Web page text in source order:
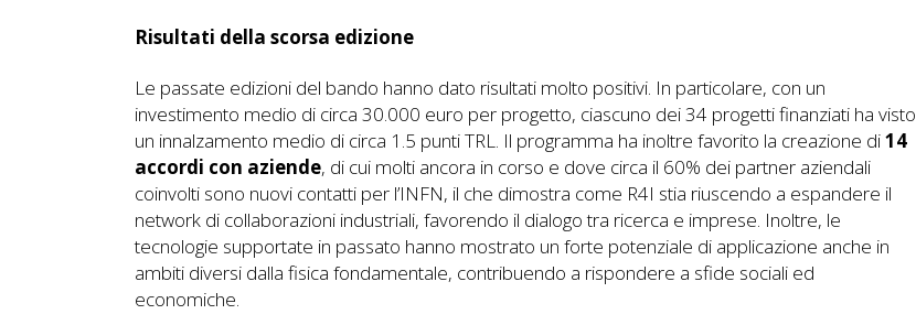
Risultati della scorsa edizione
Le passate edizioni del bando hanno dato risultati molto positivi. In particolare, con un
investimento medio di circa 30.000 euro per progetto, ciascuno dei 34 progetti finanziati ha visto
un innalzamento medio di circa 1.5 punti TRL. Il programma ha inoltre favorito la creazione di14
accordi con aziende, di cui molti ancora in corso e dove circa il 60% dei partner aziendali
coinvolti sono nuovi contatti per l’INFN, il che dimostra come R4I stia riuscendo a espandere il
network di collaborazioni industriali, favorendo il dialogo tra ricerca e imprese. Inoltre, le
tecnologie supportate in passato hanno mostrato un forte potenziale di applicazione anche in
ambiti diversi dalla fisica fondamentale, contribuendo a rispondere a sfide sociali ed
economiche.